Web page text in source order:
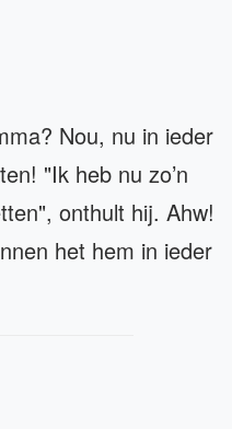
Nou, nu in ieder
"Ik heb nu zo’n
onthult hij. Ahw!
het hem in ieder